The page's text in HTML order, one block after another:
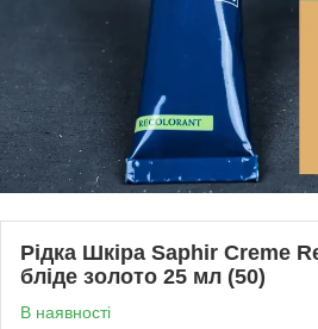
Рідка Шкіра Saphir Creme
бліде золото 25 мл (50)
В наявності